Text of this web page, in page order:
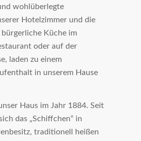
wohlüberlegte
Hotelzimmer und die
bürgerliche Küche im
oder auf der
laden zu einem
in unserem Hause
Haus im Jahr 1884. Seit
das „Schiffchen“ in
traditionell heißen